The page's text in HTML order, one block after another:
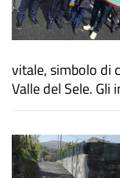
vitale, simbolo di
Valle del Sele. Gli